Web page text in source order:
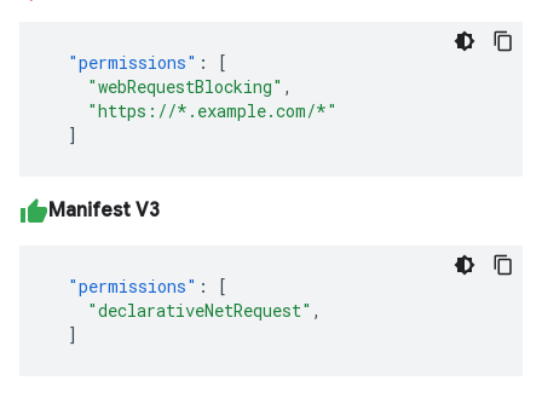
"permissions" :
[
"webRequestBlocking" ,
"https://*.example.com/*"
]
Manifest V3
"permissions" :
[
"declarativeNetRequest" ,
]